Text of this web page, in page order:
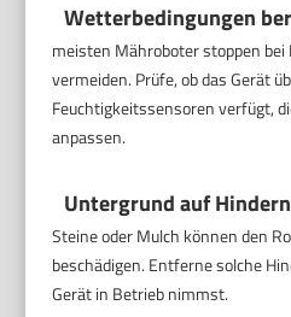
Wetterbedingungen
meisten Mähroboter stoppen bei
vermeiden. Prüfe, ob das Gerät
Feuchtigkeitssensoren verfügt,
anpassen.
Untergrund auf
Steine oder Mulch können den
beschädigen. Entferne solche
Gerät in Betrieb nimmst.